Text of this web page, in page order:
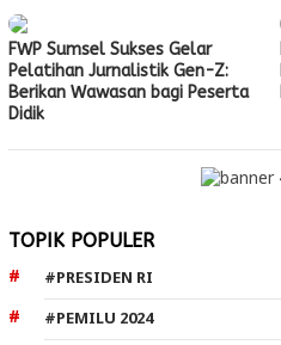
FWP Sumsel Sukses Gelar
Pelatihan Jurnalistik Gen-Z:
Berikan Wawasan bagi Peserta
Didik
TOPIK POPULER
#PRESIDEN RI
#PEMILU 2024